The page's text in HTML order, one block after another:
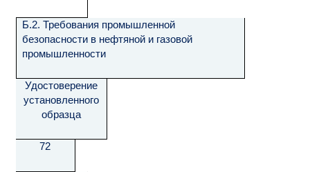
Б.2. Требования промышленной
безопасности в нефтяной и газовой
промышленности
Удостоверение
установленного
образца
72